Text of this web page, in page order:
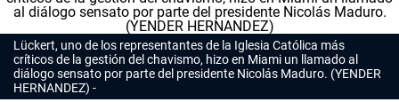
Lückert, uno de los representantes de la Iglesia Católica más
críticos de la gestión del chavismo, hizo en Miami un llamado al
diálogo sensato por parte del presidente Nicolás Maduro. (YENDER
HERNANDEZ)